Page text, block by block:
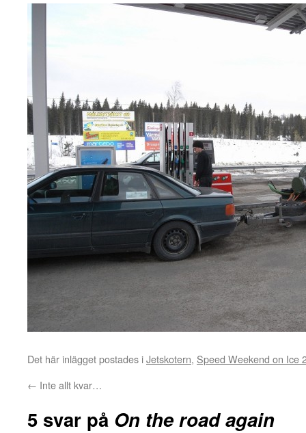
Det här inlägget postades iJetskotern, Speed Weekend on Ice
← Inte allt kvar…
5 svar på On the road again